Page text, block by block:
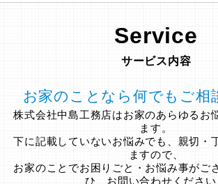
Service
サービス内容
お家のことなら何でもご相
株式会社中島工務店はお家のあらゆるお
ます。
下に記載していないお悩みでも、親切・
ますので、
お家のことでお困りごと・お悩み事がご
ひ、お問い合わせください